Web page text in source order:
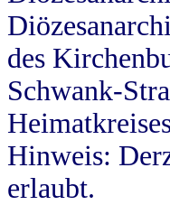
des
Schwank-
Hinweis:
erlaubt.